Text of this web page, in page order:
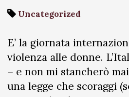
Uncategorized
E’ la giornata
violenza alle donne.
– e non mi stancherò
una legge che scoraggi